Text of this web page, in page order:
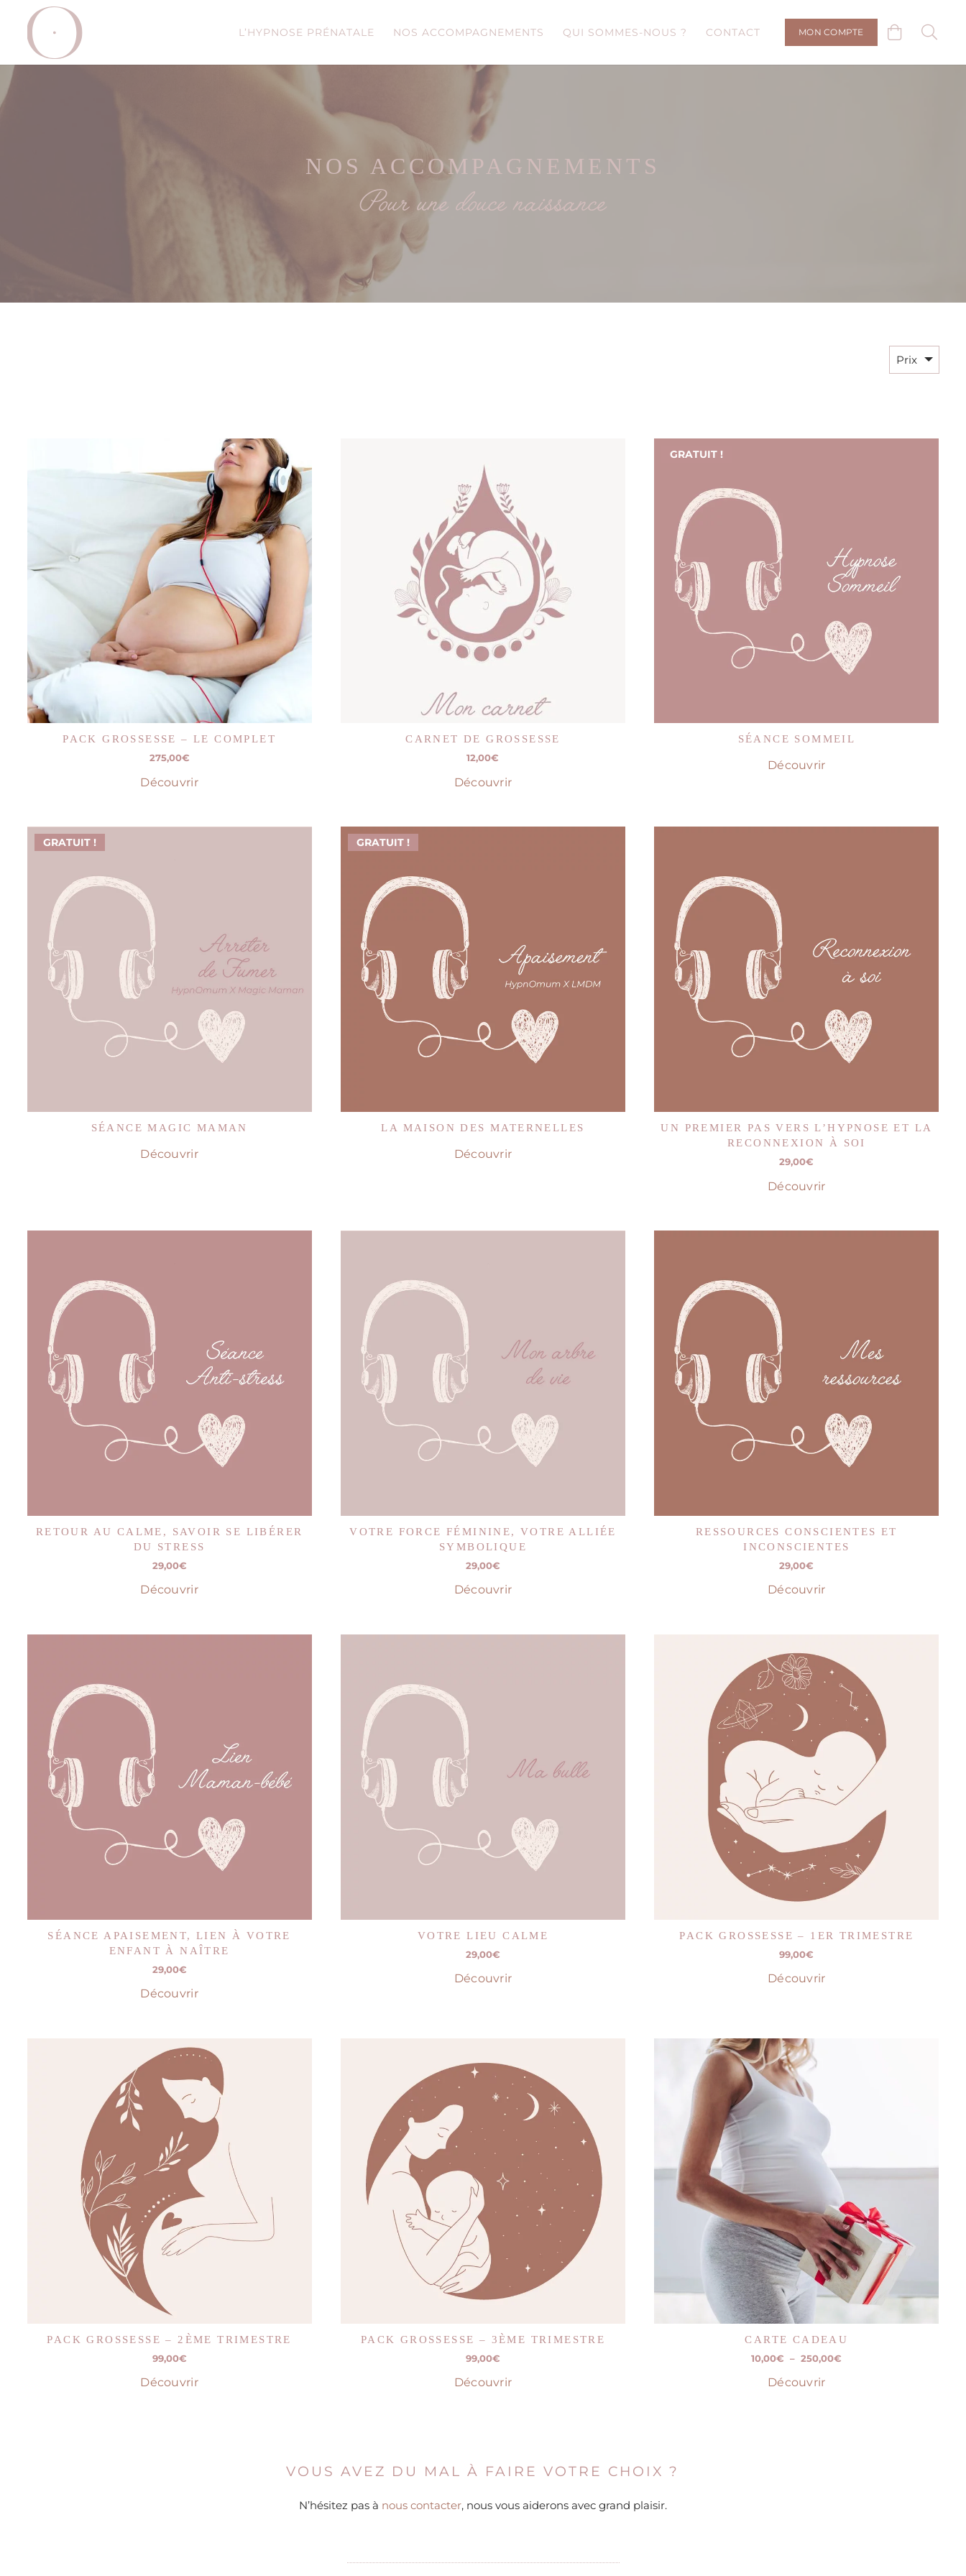
L’HYPNOSE PRÉNATALE NOS ACCOMPAGNEMENTS QUI SOMMES-NOUS ? CONTACT MON COMPTE
NOS ACCOMPAGNEMENTS
Pour une douce naissance
Prix
PACK GROSSESSE – LE COMPLET
275,00€
Découvrir
CARNET DE GROSSESSE
12,00€
Découvrir
SÉANCE SOMMEIL
GRATUIT !
Découvrir
SÉANCE MAGIC MAMAN
GRATUIT !
Découvrir
LA MAISON DES MATERNELLES
GRATUIT !
Découvrir
UN PREMIER PAS VERS L’HYPNOSE ET LA
RECONNEXION À SOI
29,00€
Découvrir
RETOUR AU CALME, SAVOIR SE LIBÉRER
DU STRESS
29,00€
Découvrir
VOTRE FORCE FÉMININE, VOTRE ALLIÉE
SYMBOLIQUE
29,00€
Découvrir
RESSOURCES CONSCIENTES ET
INCONSCIENTES
29,00€
Découvrir
SÉANCE APAISEMENT, LIEN À VOTRE
ENFANT À NAÎTRE
29,00€
Découvrir
VOTRE LIEU CALME
29,00€
Découvrir
PACK GROSSESSE – 1ER TRIMESTRE
99,00€
Découvrir
PACK GROSSESSE – 2ÈME TRIMESTRE
99,00€
Découvrir
PACK GROSSESSE – 3ÈME TRIMESTRE
99,00€
Découvrir
CARTE CADEAU
10,00€ – 250,00€
Découvrir
VOUS AVEZ DU MAL À FAIRE VOTRE CHOIX ?
N’hésitez pas à nous contacter, nous vous aiderons avec grand plaisir.